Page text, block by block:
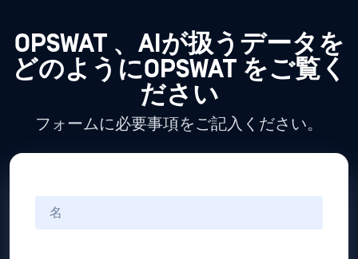
OPSWAT 、AIが扱うデータを
どのようにOPSWAT をご覧く
ださい
フォームに必要事項をご記入ください。